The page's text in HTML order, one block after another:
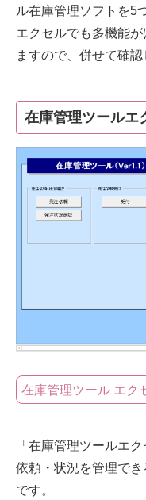
ル在庫管理ソフトを5
エクセルでも多機能
ますので、併せて確認
在庫管理ツールエ
在庫管理ツール エク
「在庫管理ツールエ
依頼・状況を管理で
です。